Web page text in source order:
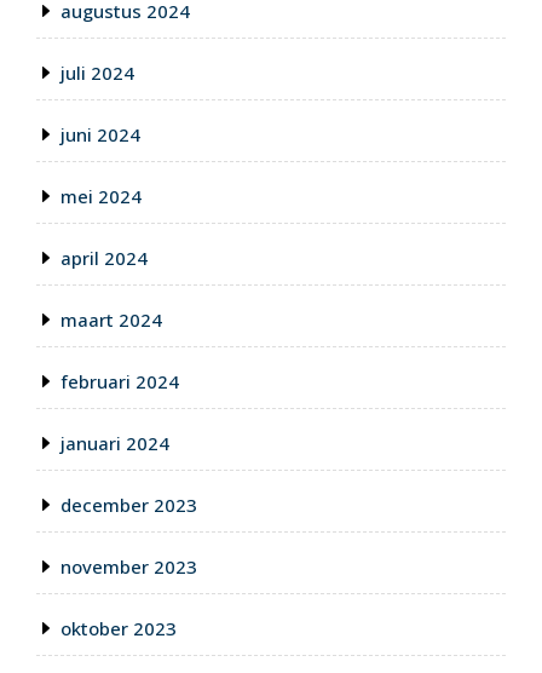
augustus 2024
juli 2024
juni 2024
mei 2024
april 2024
maart 2024
februari 2024
januari 2024
december 2023
november 2023
oktober 2023